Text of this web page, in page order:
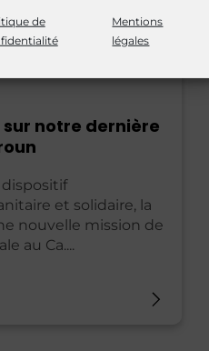
de
Mentions
légales
notre dernière
dispositif
et solidaire, la
nouvelle mission de
au Ca....